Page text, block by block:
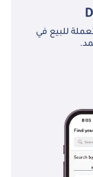
ومستعملة للبيع في